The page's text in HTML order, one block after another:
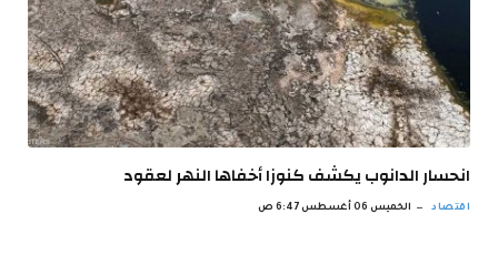
انحسار الدانوب يكشف كنوزا أخفاها النهر لعقود
اقتصاد الخميس 06 أغسطس 6:47 ص